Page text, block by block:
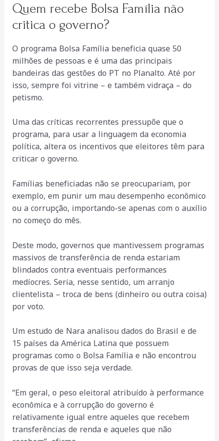
Quem recebe Bolsa Família não
critica o governo?
O programa Bolsa Família beneficia quase 50
milhões de pessoas e é uma das principais
bandeiras das gestões do PT no Planalto. Até por
isso, sempre foi vitrine – e também vidraça – do
petismo.
Uma das críticas recorrentes pressupõe que o
programa, para usar a linguagem da economia
política, altera os incentivos que eleitores têm para
criticar o governo.
Famílias beneficiadas não se preocupariam, por
exemplo, em punir um mau desempenho econômico
ou a corrupção, importando-se apenas com o auxílio
no começo do mês.
Deste modo, governos que mantivessem programas
massivos de transferência de renda estariam
blindados contra eventuais performances
medíocres. Seria, nesse sentido, um arranjo
clientelista – troca de bens (dinheiro ou outra coisa)
por voto.
Um estudo de Nara analisou dados do Brasil e de
15 países da América Latina que possuem
programas como o Bolsa Família e não encontrou
provas de que isso seja verdade.
“Em geral, o peso eleitoral atribuído à performance
econômica e à corrupção do governo é
relativamente igual entre aqueles que recebem
transferências de renda e aqueles que não